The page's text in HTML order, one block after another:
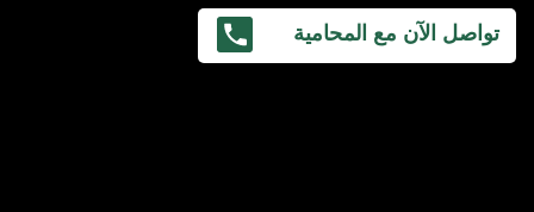
تواصل الآن مع المحامية